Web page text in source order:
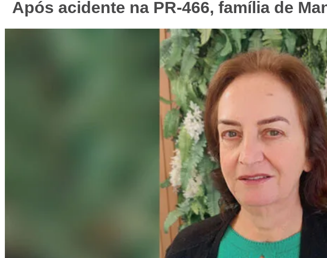
Após acidente na PR-466, família de